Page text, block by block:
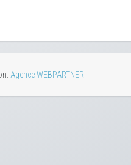
Agence WEBPARTNER